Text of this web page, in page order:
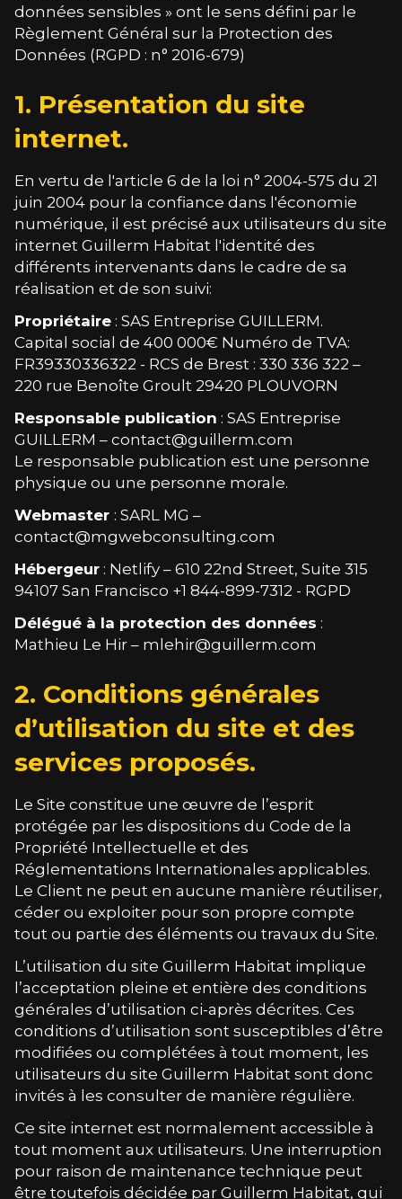
données sensibles » ont le sens défini par le
Règlement Général sur la Protection des
Données (RGPD : n° 2016-679)
1. Présentation du site
internet.
En vertu de l'article 6 de la loi n° 2004-575 du 21
juin 2004 pour la confiance dans l'économie
numérique, il est précisé aux utilisateurs du site
internet Guillerm Habitat l'identité des
différents intervenants dans le cadre de sa
réalisation et de son suivi:
Propriétaire : SAS Entreprise GUILLERM.
Capital social de 400 000€ Numéro de TVA:
FR39330336322 - RCS de Brest : 330 336 322 –
220 rue Benoîte Groult 29420 PLOUVORN
Responsable publication : SAS Entreprise
GUILLERM – contact@guillerm.com
Le responsable publication est une personne
physique ou une personne morale.
Webmaster : SARL MG –
contact@mgwebconsulting.com
Hébergeur : Netlify – 610 22nd Street, Suite 315
94107 San Francisco +1 844-899-7312 - RGPD
Délégué à la protection des données :
Mathieu Le Hir – mlehir@guillerm.com
2. Conditions générales
d’utilisation du site et des
services proposés.
Le Site constitue une œuvre de l’esprit
protégée par les dispositions du Code de la
Propriété Intellectuelle et des
Réglementations Internationales applicables.
Le Client ne peut en aucune manière réutiliser,
céder ou exploiter pour son propre compte
tout ou partie des éléments ou travaux du Site.
L’utilisation du site Guillerm Habitat implique
l’acceptation pleine et entière des conditions
générales d’utilisation ci-après décrites. Ces
conditions d’utilisation sont susceptibles d’être
modifiées ou complétées à tout moment, les
utilisateurs du site Guillerm Habitat sont donc
invités à les consulter de manière régulière.
Ce site internet est normalement accessible à
tout moment aux utilisateurs. Une interruption
pour raison de maintenance technique peut
être toutefois décidée par Guillerm Habitat, qui